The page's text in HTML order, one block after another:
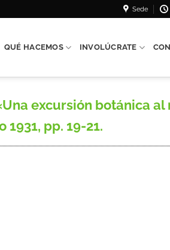
Sede
QUÉ HACEMOS INVOLÚCRATE
excursión botánica
1931, pp. 19-21.